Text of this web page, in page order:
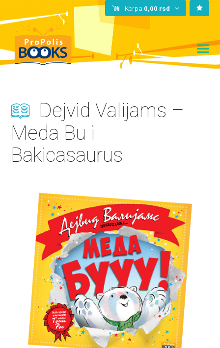
Korpa 0,00 rsd
Dejvid Valijams –
Meda Bu i
Bakicasaurus